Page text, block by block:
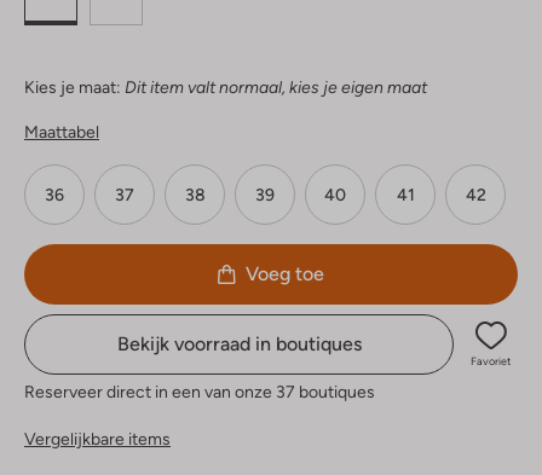
Kies je maat: Dit item valt normaal, kies je eigen maat
Maattabel
36 37 38 39 40 41 42
Voeg toe
Bekijk voorraad in boutiques
Favoriet
Reserveer direct in een van onze 37 boutiques
Vergelijkbare items